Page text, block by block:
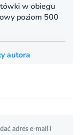
w obiegu
poziom 500
autora
adres e-mail i